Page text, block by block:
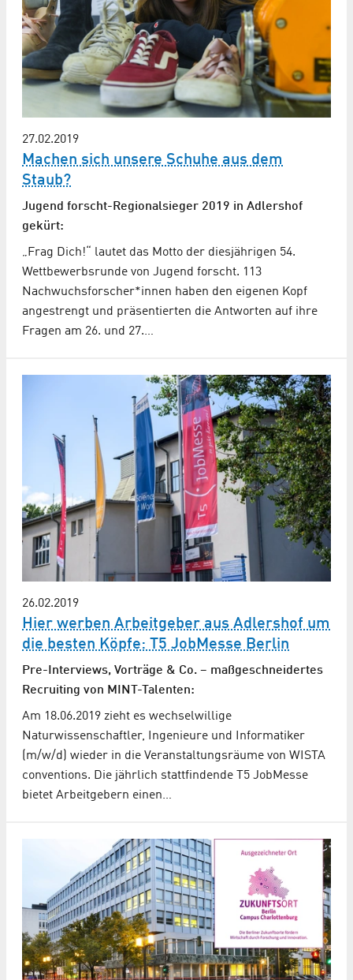
27.02.2019
Machen sich unsere Schuhe aus dem
Staub?
Jugend forscht-Regionalsieger 2019 in Adlershof
gekürt:
„Frag Dich!“ lautet das Motto der diesjährigen 54.
Wettbewerbsrunde von Jugend forscht. 113
Nachwuchsforscher*innen haben den eigenen Kopf
angestrengt und präsentierten die Antworten auf ihre
Fragen am 26. und 27.…
26.02.2019
Hier werben Arbeitgeber aus Adlershof um
die besten Köpfe: T5 JobMesse Berlin
Pre-Interviews, Vorträge & Co. – maßgeschneidertes
Recruiting von MINT-Talenten:
Am 18.06.2019 zieht es wechselwillige
Naturwissenschaftler, Ingenieure und Informatiker
(m/w/d) wieder in die Veranstaltungsräume von WISTA
conventions. Die jährlich stattfindende T5 JobMesse
bietet Arbeitgebern einen…